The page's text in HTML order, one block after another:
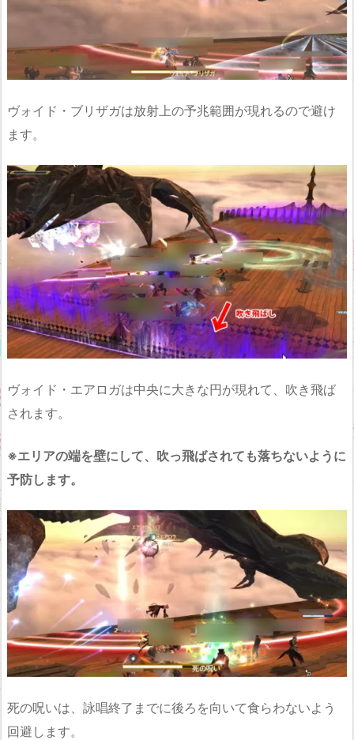
ヴォイド・ブリザガは放射上の予兆範囲が現れるので避け
ます。
ヴォイド・エアロガは中央に大きな円が現れて、吹き飛ば
されます。
※エリアの端を壁にして、吹っ飛ばされても落ちないように
予防します。
死の呪いは、詠唱終了までに後ろを向いて食らわないよう
回避します。